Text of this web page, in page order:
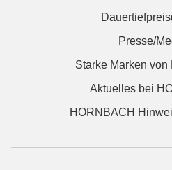
Presse/
Starke Marken von
Aktuelles bei
HORNBACH